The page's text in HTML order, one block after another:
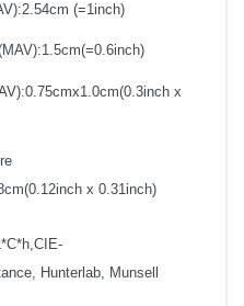
(=1inch)
x
x 0.31inch)
Hunterlab, Munsell